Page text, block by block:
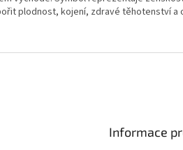
plodnost, kojení, zdravé těhotenství a
Informace